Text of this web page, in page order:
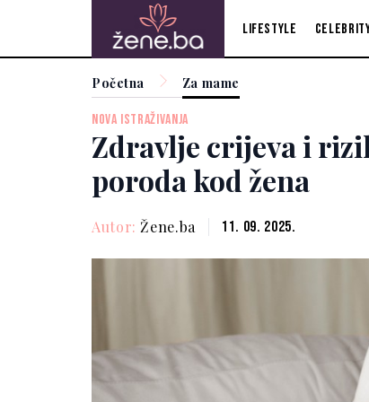
Lifestyle
Početna Za mame
NOVA ISTRAŽIVANJA
Zdravlje crijeva i
poroda kod žena
Autor: Žene.ba 11. 09. 2025.